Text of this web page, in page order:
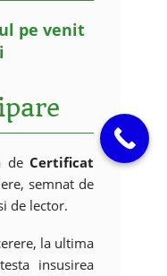
pe venit
de Certificat
semnat de
de lector.
la ultima
insusirea